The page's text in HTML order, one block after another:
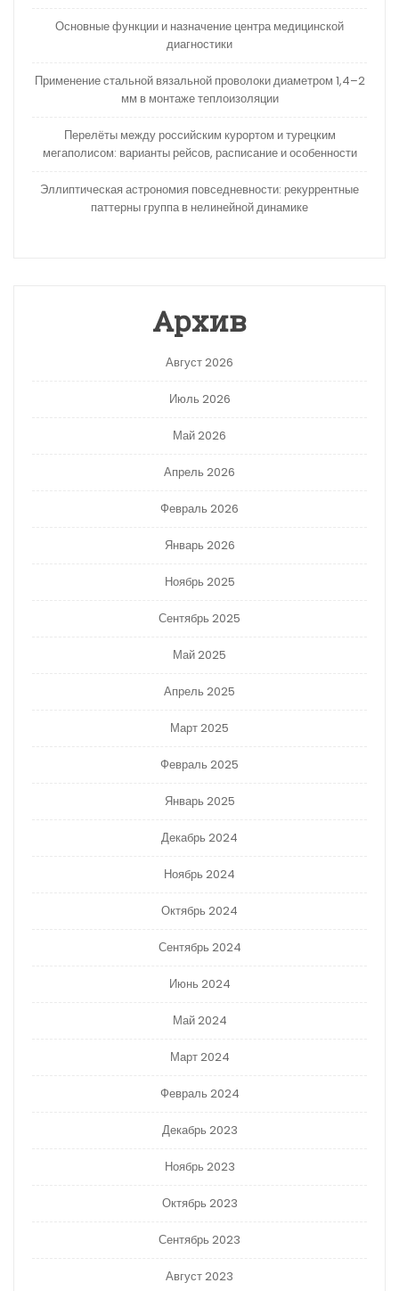
Основные функции и назначение центра медицинской
диагностики
Применение стальной вязальной проволоки диаметром 1,4–2
мм в монтаже теплоизоляции
Перелёты между российским курортом и турецким
мегаполисом: варианты рейсов, расписание и особенности
Эллиптическая астрономия повседневности: рекуррентные
паттерны группа в нелинейной динамике
Архив
Август 2026
Июль 2026
Май 2026
Апрель 2026
Февраль 2026
Январь 2026
Ноябрь 2025
Сентябрь 2025
Май 2025
Апрель 2025
Март 2025
Февраль 2025
Январь 2025
Декабрь 2024
Ноябрь 2024
Октябрь 2024
Сентябрь 2024
Июнь 2024
Май 2024
Март 2024
Февраль 2024
Декабрь 2023
Ноябрь 2023
Октябрь 2023
Сентябрь 2023
Август 2023